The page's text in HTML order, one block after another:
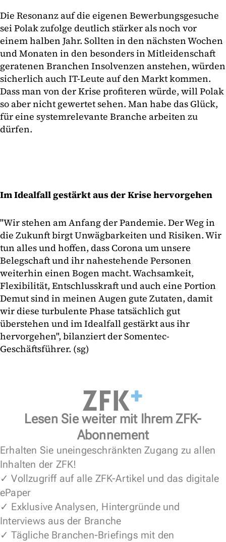
Die Resonanz auf die eigenen Bewerbungsgesuche
sei Polak zufolge deutlich stärker als noch vor
einem halben Jahr. Sollten in den nächsten Wochen
und Monaten in den besonders in Mitleidenschaft
geratenen Branchen Insolvenzen anstehen, würden
sicherlich auch IT-Leute auf den Markt kommen.
Dass man von der Krise profiteren würde, will Polak
so aber nicht gewertet sehen. Man habe das Glück,
für eine systemrelevante Branche arbeiten zu
dürfen.
Im Idealfall gestärkt aus der Krise hervorgehen
"Wir stehen am Anfang der Pandemie. Der Weg in
die Zukunft birgt Unwägbarkeiten und Risiken. Wir
tun alles und hoffen, dass Corona um unsere
Belegschaft und ihr nahestehende Personen
weiterhin einen Bogen macht. Wachsamkeit,
Flexibilität, Entschlusskraft und auch eine Portion
Demut sind in meinen Augen gute Zutaten, damit
wir diese turbulente Phase tatsächlich gut
überstehen und im Idealfall gestärkt aus ihr
hervorgehen", bilanziert der Somentec-
Geschäftsführer. (sg)
Lesen Sie weiter mit Ihrem ZFK-
Abonnement
Erhalten Sie uneingeschränkten Zugang zu allen
Inhalten der ZFK!
✓ Vollzugriff auf alle ZFK-Artikel und das digitale
ePaper
✓ Exklusive Analysen, Hintergründe und
Interviews aus der Branche
✓ Tägliche Branchen-Briefings mit den